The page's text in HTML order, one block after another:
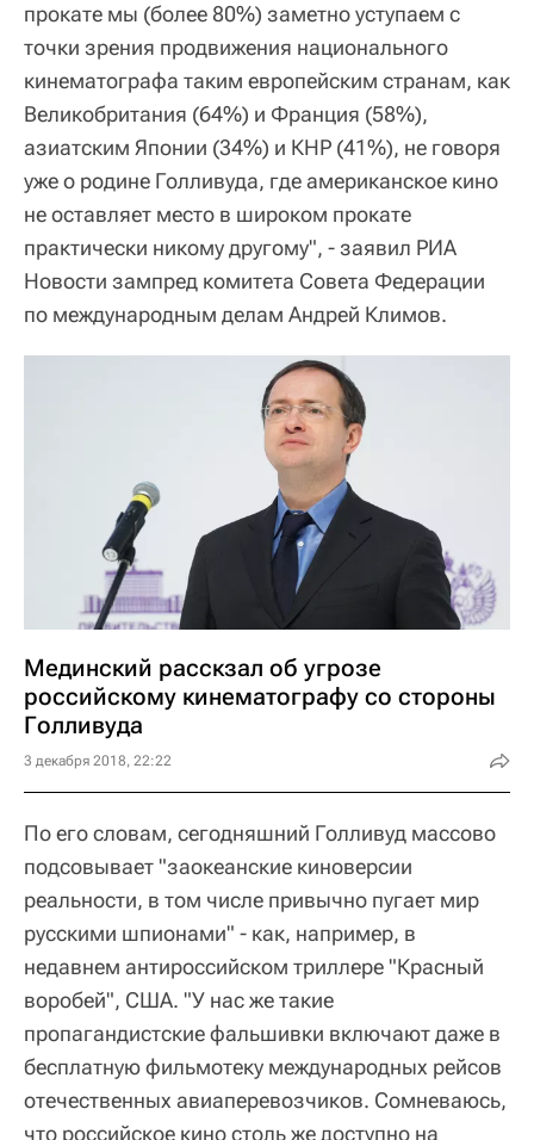
прокате мы (более 80%) заметно уступаем с
точки зрения продвижения национального
кинематографа таким европейским странам, как
Великобритания (64%) и Франция (58%),
азиатским Японии (34%) и КНР (41%), не говоря
уже о родине Голливуда, где американское кино
не оставляет место в широком прокате
практически никому другому", - заявил РИА
Новости зампред комитета Совета Федерации
по международным делам Андрей Климов.
Мединский расскзал об угрозе
российскому кинематографу со стороны
Голливуда
3 декабря 2018, 22:22
По его словам, сегодняшний Голливуд массово
подсовывает "заокеанские киноверсии
реальности, в том числе привычно пугает мир
русскими шпионами" - как, например, в
недавнем антироссийском триллере "Красный
воробей", США. "У нас же такие
пропагандистские фальшивки включают даже в
бесплатную фильмотеку международных рейсов
отечественных авиаперевозчиков. Сомневаюсь,
что российское кино столь же доступно на